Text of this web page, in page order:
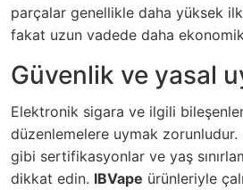
parçalar genellikle daha yüksek
fakat uzun vadede daha
Güvenlik ve yasal
Elektronik sigara ve ilgili
düzenlemelere uymak
gibi sertifikasyonlar ve yaş
dikkat edin. IBVape ürünleriyle